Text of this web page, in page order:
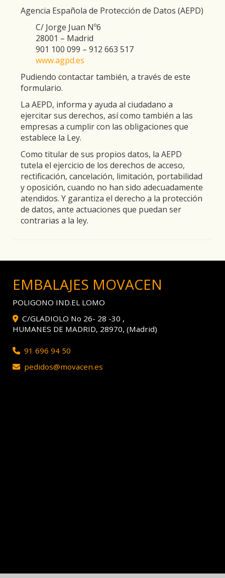
Agencia Española de Protección de Datos (AEPD)
C/ Jorge Juan Nº6
28001 – Madrid
901 100 099 – 912 663 517
www.agpd.es
Pudiendo contactar también, a través de este
formulario.
La AEPD, informa y ayuda al ciudadano a
ejercitar sus derechos, así como también a las
empresas a cumplir con las obligaciones que
establece la Ley.
Como titular de sus propios datos, la AEPD
tutela el ejercicio de los derechos de acceso,
rectificación, cancelación, limitación, portabilidad
y oposición, cuando no han sido adecuadamente
atendidos. Y garantiza el derecho a la protección
de datos, ante actuaciones que puedan ser
contrarias a la ley.
EMBALAJES MOVACEN
POLIGONO IND.EL LOMO
C/GLADIOLO No 26- 28 -30 ,
HUMANES DE MADRID, 28970, (Madrid)
91 696 94 50
pedidos
movacen.es